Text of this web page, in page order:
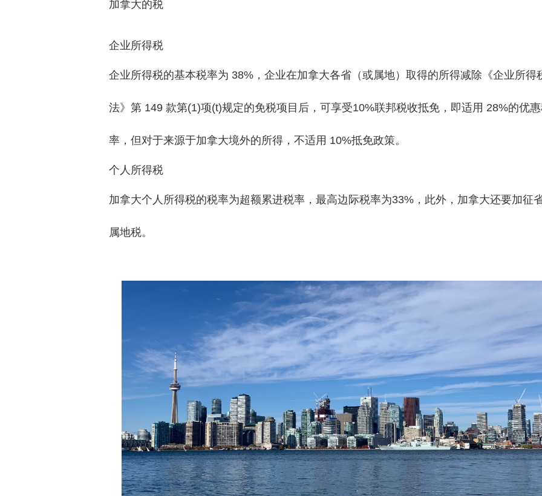
加拿大的税
企业所得税
企业所得税的基本税率为 38%，企业在加拿大各省（或属地）取得的所得减除《企业所得
法》第 149 款第(1)项(t)规定的免税项目后，可享受10%联邦税收抵免，即适用 28%的优
率，但对于来源于加拿大境外的所得，不适用 10%抵免政策。
个人所得税
加拿大个人所得税的税率为超额累进税率，最高边际税率为33%，此外，加拿大还要加征
属地税。